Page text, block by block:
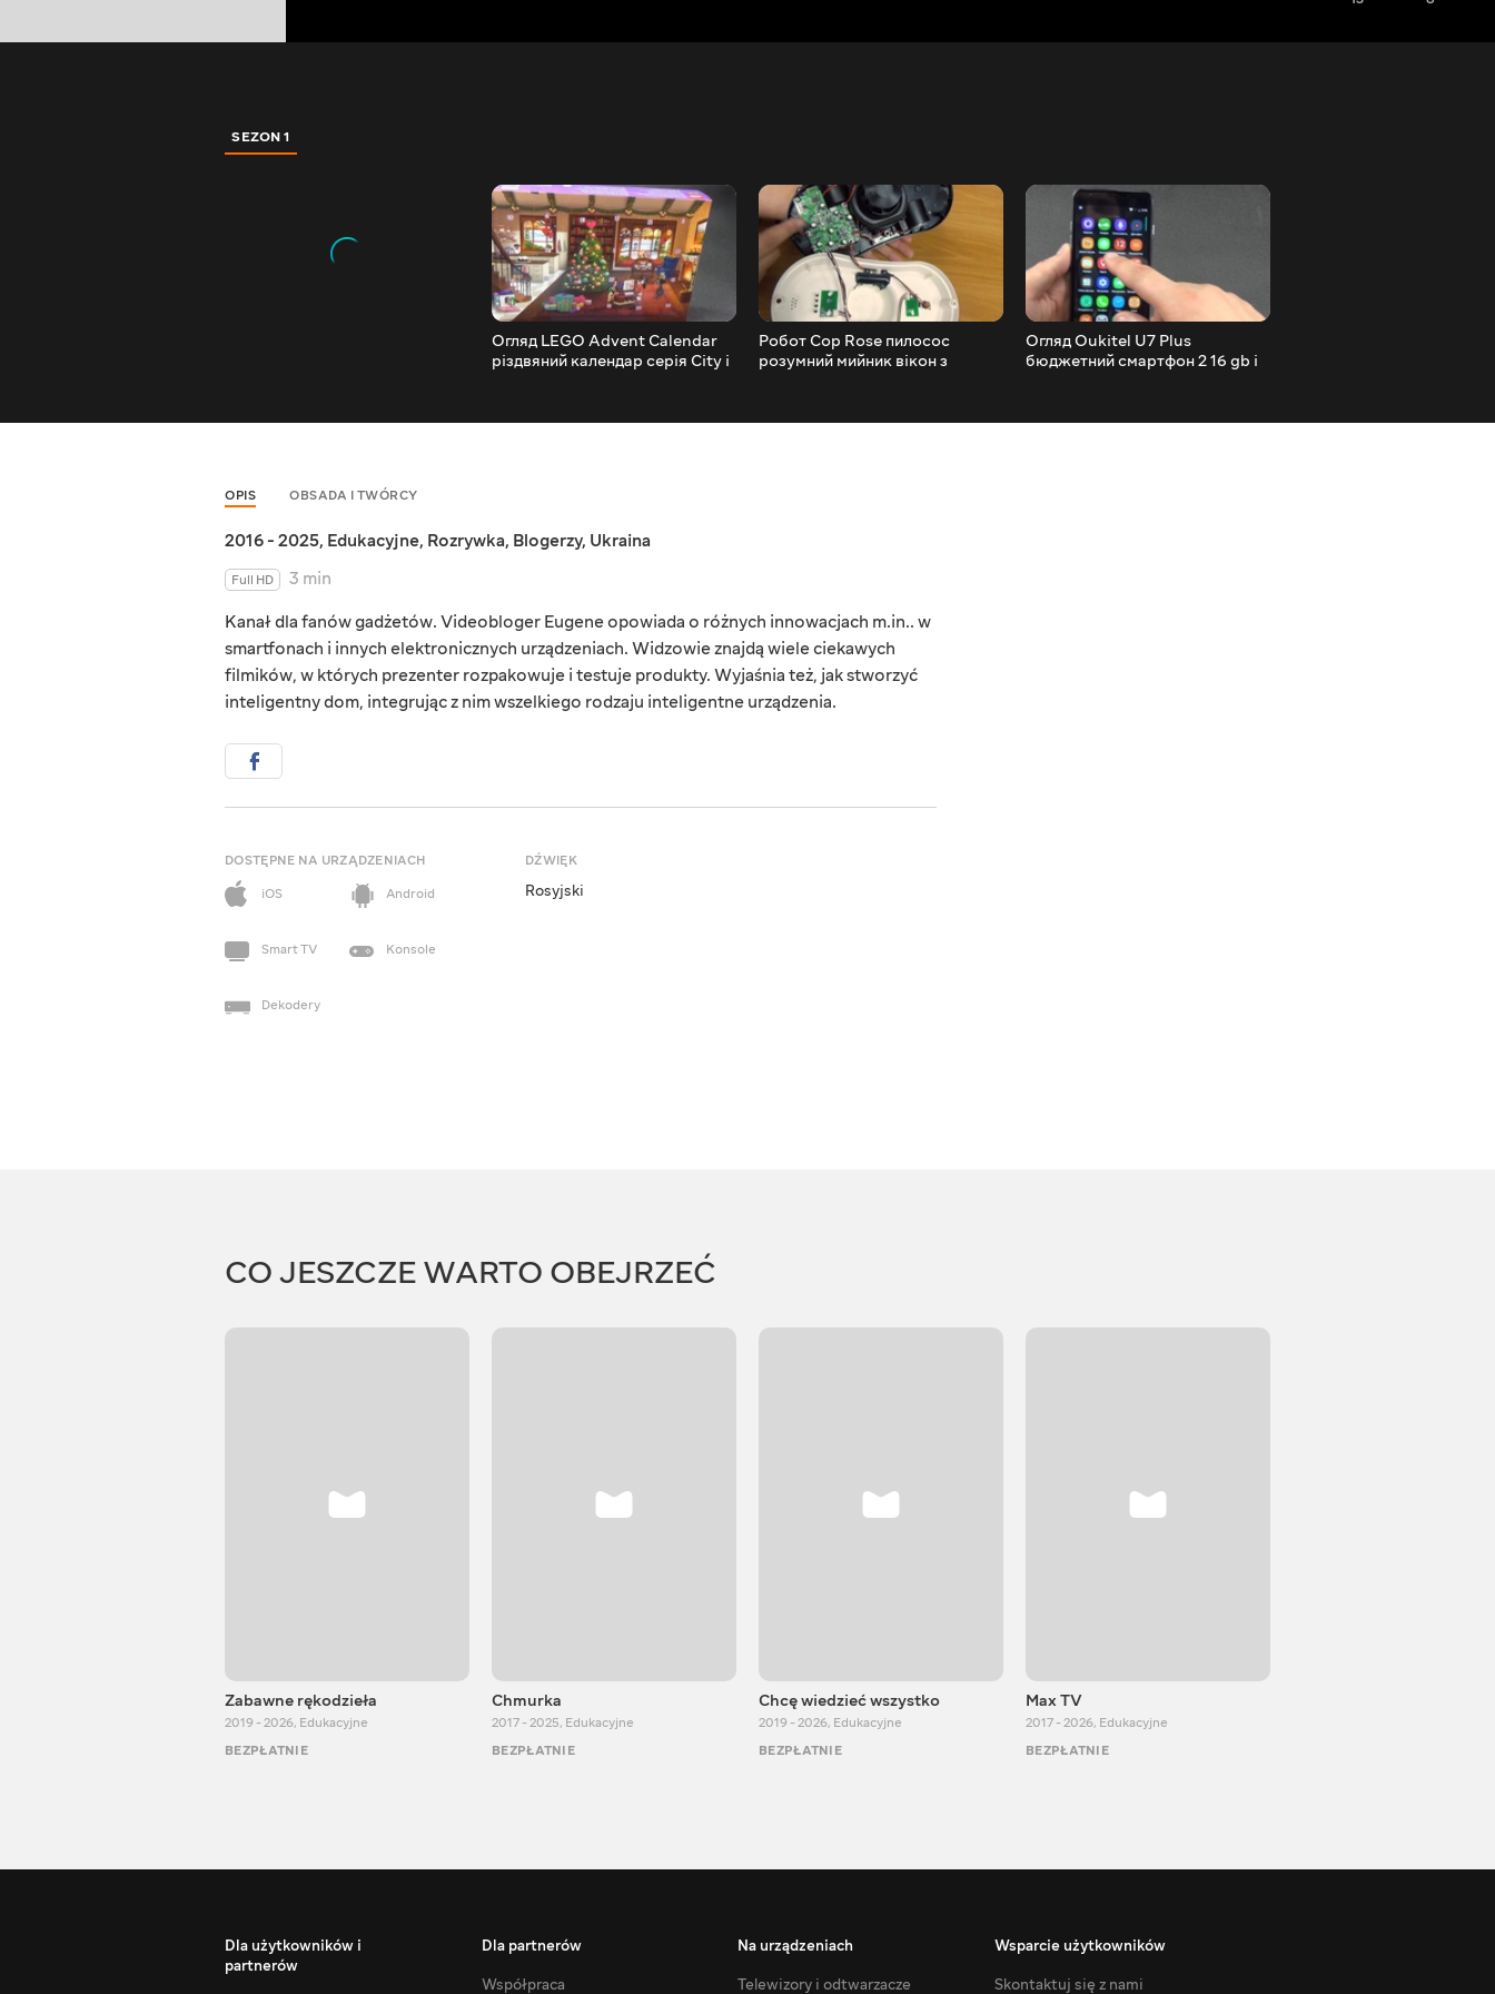
SEZON 1
Огляд LEGO Advent Calendar
різдвяний календар серія City і
Робот Cop Rose пилосос
розумний мийник вікон з
Огляд Oukitel U7 Plus
бюджетний смартфон 2 16 gb і
OPIS OBSADA I TWÓRCY
2016 - 2025, Edukacyjne, Rozrywka, Blogerzy, Ukraina
Full HD
3 min
Kanał dla fanów gadżetów. Videobloger Eugene opowiada o różnych innowacjach m.in.. w
smartfonach i innych elektronicznych urządzeniach. Widzowie znajdą wiele ciekawych
filmików, w których prezenter rozpakowuje i testuje produkty. Wyjaśnia też, jak stworzyć
inteligentny dom, integrując z nim wszelkiego rodzaju inteligentne urządzenia.
DOSTĘPNE NA URZĄDZENIACH
iOS
Android
Smart TV Konsole
Dekodery
DŹWIĘK
Rosyjski
CO JESZCZE WARTO OBEJRZEĆ
Zabawne rękodzieła
2019 - 2026, Edukacyjne
BEZPŁATNIE
Chmurka
2017 - 2025, Edukacyjne
BEZPŁATNIE
Chcę wiedzieć wszystko
2019 - 2026, Edukacyjne
BEZPŁATNIE
Max TV
2017 - 2026, Edukacyjne
BEZPŁATNIE
Dla użytkowników i
partnerów
Dla partnerów
Współpraca
Na urządzeniach
Telewizory i odtwarzacze
Wsparcie użytkowników
Skontaktuj się z nami